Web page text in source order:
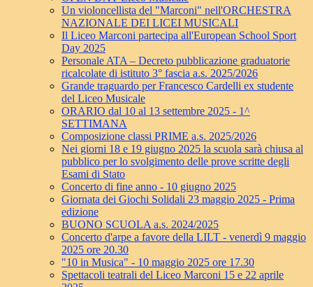
Un violoncellista del "Marconi" nell'ORCHESTRA
NAZIONALE DEI LICEI MUSICALI
Il Liceo Marconi partecipa all'European School Sport
Day 2025
Personale ATA – Decreto pubblicazione graduatorie
ricalcolate di istituto 3° fascia a.s. 2025/2026
Grande traguardo per Francesco Cardelli ex studente
del Liceo Musicale
ORARIO dal 10 al 13 settembre 2025 - 1^
SETTIMANA
Composizione classi PRIME a.s. 2025/2026
Nei giorni 18 e 19 giugno 2025 la scuola sarà chiusa al
pubblico per lo svolgimento delle prove scritte degli
Esami di Stato
Concerto di fine anno - 10 giugno 2025
Giornata dei Giochi Solidali 23 maggio 2025 - Prima
edizione
BUONO SCUOLA a.s. 2024/2025
Concerto d'arpe a favore della LILT - venerdì 9 maggio
2025 ore 20.30
"10 in Musica" - 10 maggio 2025 ore 17.30
Spettacoli teatrali del Liceo Marconi 15 e 22 aprile